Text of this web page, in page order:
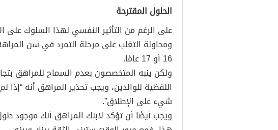
الحلول المقترحة
على الرغم من التأثير النفسي لهذا السلوك على
ومحاولة التغلب على مرحلة التمرد في سن
16 أو 17 عامًا.
ولكن ينبه المتخصصون بعدم السماح للمراهق
اللفظية للوالدين، ويجب تحذير المراهق أنه
شيء على الإطلاق”.
ويجب أيضًا أن تؤكد لابنك المراهق أنك موجود